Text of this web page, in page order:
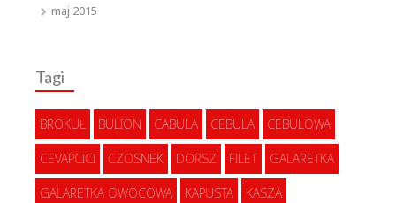
maj 2015
Tagi
BROKUŁ BULION CABULA CEBULA CEBULOWA
CEVAPCICI CZOSNEK DORSZ FILET GALARETKA
GALARETKA OWOCOWA KAPUSTA KASZA